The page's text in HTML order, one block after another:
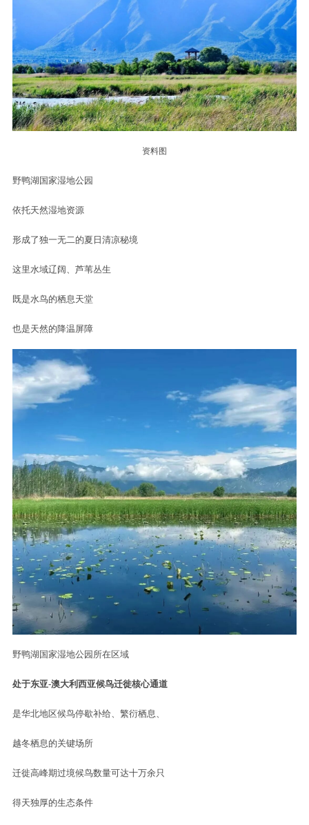
地点：玉河湿地公园
Part 03
野鸭湖国家湿地公园
资料图
野鸭湖国家湿地公园
依托天然湿地资源
形成了独一无二的夏日清凉秘境
这里水域辽阔、芦苇丛生
既是水鸟的栖息天堂
也是天然的降温屏障